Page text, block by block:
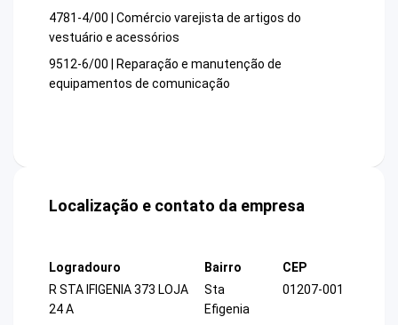
4781-4/00 | Comércio varejista de artigos do
vestuário e acessórios
9512-6/00 | Reparação e manutenção de
equipamentos de comunicação
Localização e contato da empresa
Logradouro
R STA IFIGENIA 373 LOJA
24 A
Bairro
Sta
Efigenia
CEP
01207-001